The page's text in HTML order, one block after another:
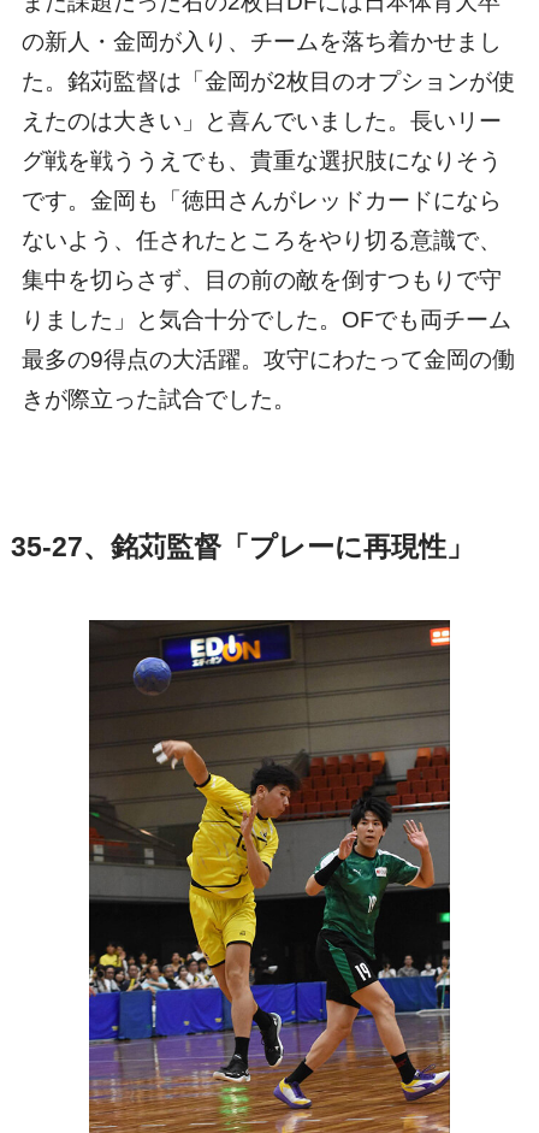
の新人・金岡が入り、チームを落ち着かせまし
た。銘苅監督は「金岡が2枚目のオプションが使
えたのは大きい」と喜んでいました。長いリー
グ戦を戦ううえでも、貴重な選択肢になりそう
です。金岡も「徳田さんがレッドカードになら
ないよう、任されたところをやり切る意識で、
集中を切らさず、目の前の敵を倒すつもりで守
りました」と気合十分でした。OFでも両チーム
最多の9得点の大活躍。攻守にわたって金岡の働
きが際立った試合でした。
35-27、銘苅監督「プレーに再現性」